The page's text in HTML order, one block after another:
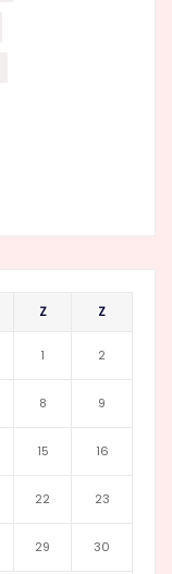
Z Z
1 2
8 9
15 16
22 23
29 30